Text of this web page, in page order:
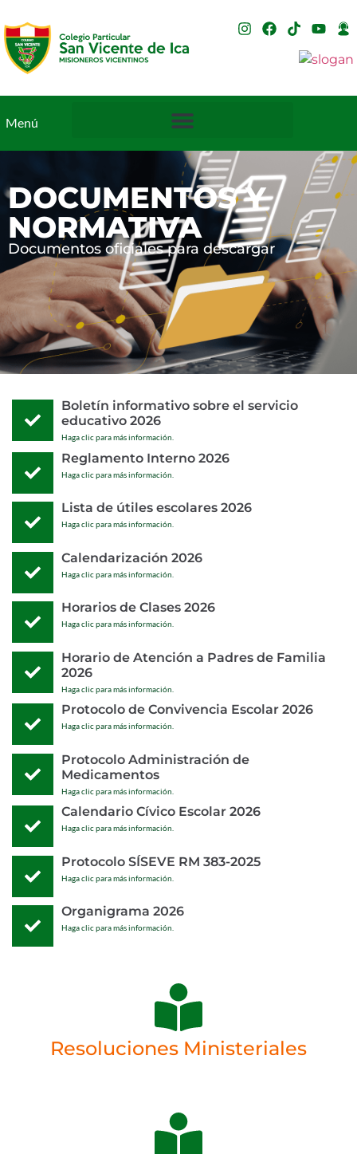
Menú
DOCUMENTOS Y
NORMATIVA
Documentos oficiales para descargar
Boletín informativo sobre el servicio
educativo 2026
Haga clic para más información.
Reglamento Interno 2026
Haga clic para más información.
Lista de útiles escolares 2026
Haga clic para más información.
Calendarización 2026
Haga clic para más información.
Horarios de Clases 2026
Haga clic para más información.
Horario de Atención a Padres de Familia
2026
Haga clic para más información.
Protocolo de Convivencia Escolar 2026
Haga clic para más información.
Protocolo Administración de
Medicamentos
Haga clic para más información.
Calendario Cívico Escolar 2026
Haga clic para más información.
Protocolo SÍSEVE RM 383-2025
Haga clic para más información.
Organigrama 2026
Haga clic para más información.
Resoluciones Ministeriales